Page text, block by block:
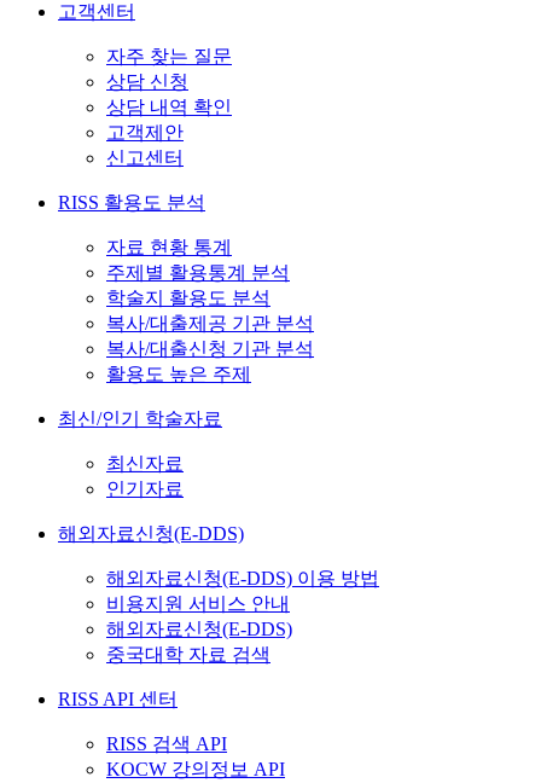
고객센터
자주 찾는 질문
상담 신청
상담 내역 확인
고객제안
신고센터
RISS 활용도 분석
자료 현황 통계
주제별 활용통계 분석
학술지 활용도 분석
복사/대출제공 기관 분석
복사/대출신청 기관 분석
활용도 높은 주제
최신/인기 학술자료
최신자료
인기자료
해외자료신청(E-DDS)
해외자료신청(E-DDS) 이용 방법
비용지원 서비스 안내
해외자료신청(E-DDS)
중국대학 자료 검색
RISS API 센터
RISS 검색 API
KOCW 강의정보 API